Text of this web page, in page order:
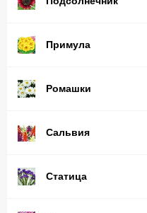
Примула
Ромашки
Сальвия
Статица